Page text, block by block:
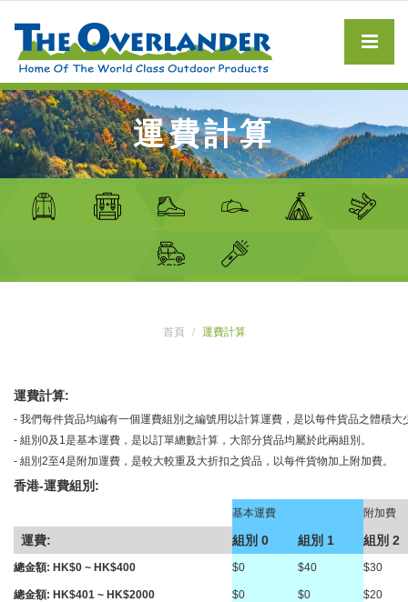
運費計算
首頁 運費計算
運費計算:
- 我們每件貨品均編有一個運費組別之編號用以計算運費，是以每件貨品之體積大
- 組別0及1是基本運費，是以訂單總數計算，大部分貨品均屬於此兩組別。
- 組別2至4是附加運費，是較大較重及大折扣之貨品，以每件貨物加上附加費。
香港-運費組別:
基本運費 附加費
運費: 組別 0 組別 1 組別 2
總金額: HK$0 ~ HK$400 $0 $40 $30
總金額: HK$401 ~ HK$2000 $0 $0 $20